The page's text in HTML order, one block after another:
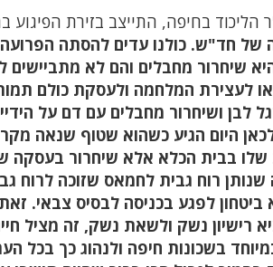
הליכוד בחיפה, התייצב בזירת הפיגוע
של חד"ש. כולנו עדים להסתה
שיחרור מחבלים והם לא מתביישים
לעצירת המלחמה ולעסקת כולם
לבן ושיחרור מחבלים עם דם על
היום הגיע כשהוא שטוף שנאה
שלו בבית הכלא אלא שיחרור
רוח גבית לחמאס שזוכה לרוח
לפגע בכניסה לבסיס צבאי.
רישיון נשק ולשאת נשק, זה מציל
בשכונות חיפה ולנהוג כך בכל